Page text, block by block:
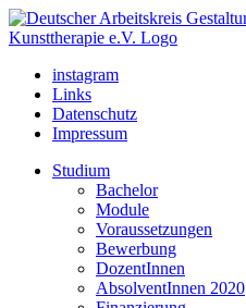
instagram
Links
Datenschutz
Impressum
Studium
Bachelor
Module
Voraussetzungen
Bewerbung
DozentInnen
AbsolventInnen 2020